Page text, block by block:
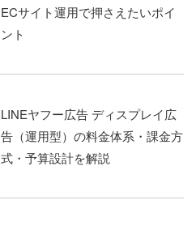
ECサイト運用で押さえたいポイ
ント
LINEヤフー広告 ディスプレイ広
告（運用型）の料金体系・課金方
式・予算設計を解説